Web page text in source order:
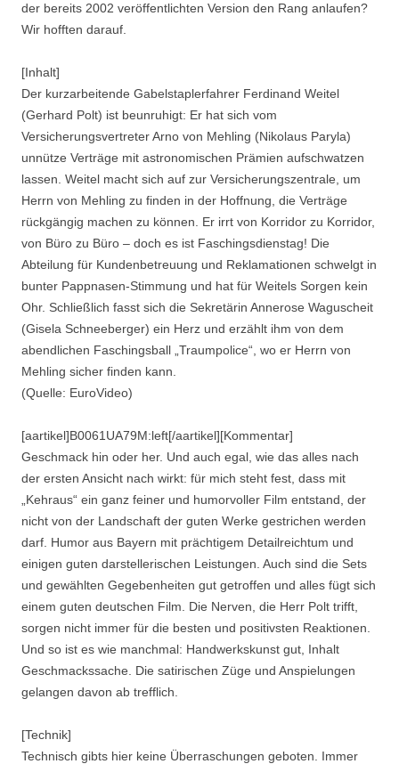
der bereits 2002 veröffentlichten Version den Rang anlaufen?
Wir hofften darauf.
[Inhalt]
Der kurzarbeitende Gabelstaplerfahrer Ferdinand Weitel
(Gerhard Polt) ist beunruhigt: Er hat sich vom
Versicherungsvertreter Arno von Mehling (Nikolaus Paryla)
unnütze Verträge mit astronomischen Prämien aufschwatzen
lassen. Weitel macht sich auf zur Versicherungszentrale, um
Herrn von Mehling zu finden in der Hoffnung, die Verträge
rückgängig machen zu können. Er irrt von Korridor zu Korridor,
von Büro zu Büro – doch es ist Faschingsdienstag! Die
Abteilung für Kundenbetreuung und Reklamationen schwelgt in
bunter Pappnasen-Stimmung und hat für Weitels Sorgen kein
Ohr. Schließlich fasst sich die Sekretärin Annerose Waguscheit
(Gisela Schneeberger) ein Herz und erzählt ihm von dem
abendlichen Faschingsball „Traumpolice“, wo er Herrn von
Mehling sicher finden kann.
(Quelle: EuroVideo)
[aartikel]B0061UA79M:left[/aartikel][Kommentar]
Geschmack hin oder her. Und auch egal, wie das alles nach
der ersten Ansicht nach wirkt: für mich steht fest, dass mit
„Kehraus“ ein ganz feiner und humorvoller Film entstand, der
nicht von der Landschaft der guten Werke gestrichen werden
darf. Humor aus Bayern mit prächtigem Detailreichtum und
einigen guten darstellerischen Leistungen. Auch sind die Sets
und gewählten Gegebenheiten gut getroffen und alles fügt sich
einem guten deutschen Film. Die Nerven, die Herr Polt trifft,
sorgen nicht immer für die besten und positivsten Reaktionen.
Und so ist es wie manchmal: Handwerkskunst gut, Inhalt
Geschmackssache. Die satirischen Züge und Anspielungen
gelangen davon ab trefflich.
[Technik]
Technisch gibts hier keine Überraschungen geboten. Immer